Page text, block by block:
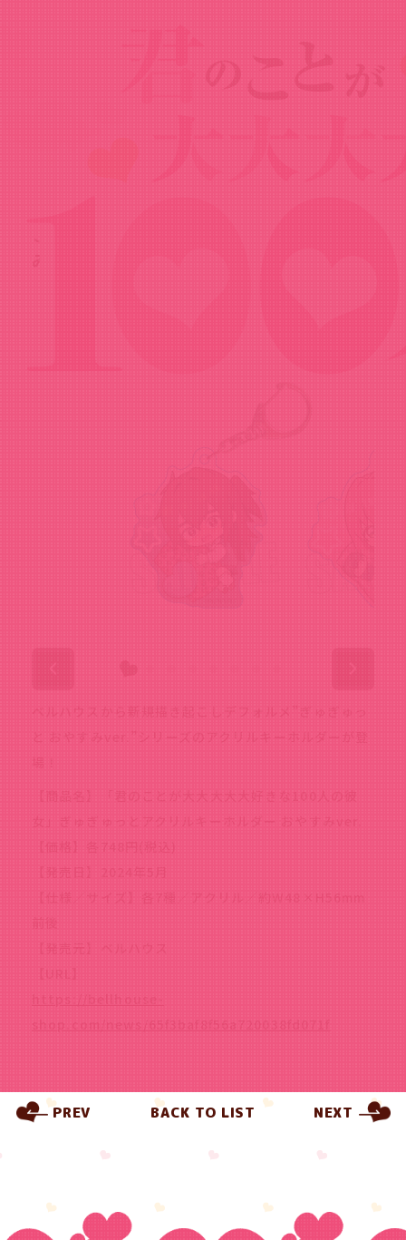
Goods
ぎゅぎゅっとアクリルキーホルダー おやす
みver.
ベルハウスから新規描き起こしデフォルメ”ぎゅぎゅっ
と おやすみver.”シリーズのアクリルキーホルダーが登
場！
【商品名】「君のことが大大大大大好きな100人の彼
女」ぎゅぎゅっとアクリルキーホルダー おやすみver.
【価格】各748円(税込)
【発売日】2024年5月
【仕様／サイズ】各7種／アクリル／約W48×H56mm
前後
【発売元】ベルハウス
【URL】
https://bellhouse-
shop.com/news/65f3baf8f56a720038fd071f
PREV BACK TO LIST NEXT